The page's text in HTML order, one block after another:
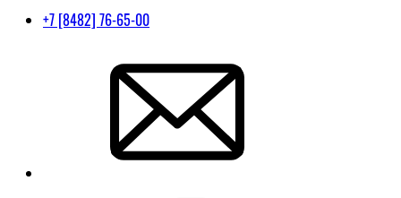
+7 [8482] 76-65-00